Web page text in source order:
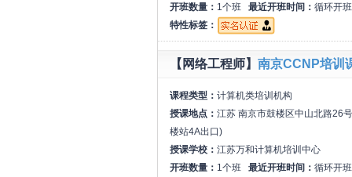
开班数量： 1个班 最近开班时间： 循环开班
特性标签：
【网络工程师】 南京CCNP培训
课程类型： 计算机类培训机构
授课地点： 江苏 南京市鼓楼区中山北路26
楼站4A出口)
授课学校： 江苏万和计算机培训中心
开班数量： 1个班 最近开班时间： 循环开班